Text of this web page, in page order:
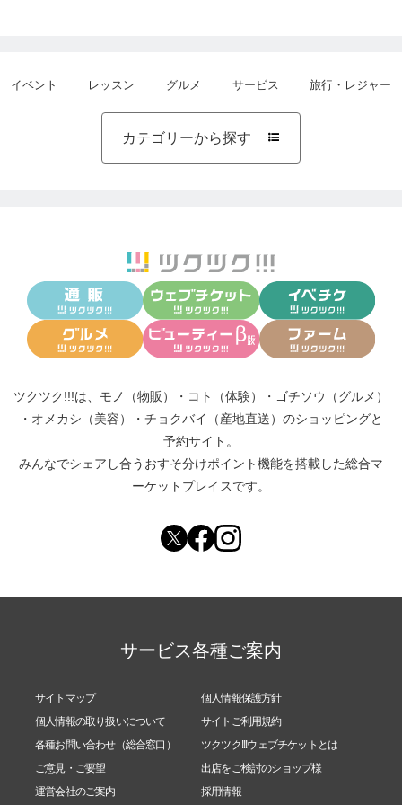
イベント レッスン グルメ サービス 旅行・レジャー
カテゴリーから探す 
ツクツク!!!は、 モノ（物販） ・ コト（体験） ・ ゴチソウ（グルメ）
・ オメカシ（美容） ・ チョクバイ（産地直送） のショッピングと
予約サイト。
みんなでシェアし合う おすそ分けポイント機能を搭載した総合マ
ーケットプレイスです。
サービス各種ご案内
サイトマップ
個人情報保護方針
個人情報の取り扱いについて
サイトご利用規約
各種お問い合わせ（総合窓口）
ツクツク!!!ウェブチケットとは
ご意見・ご要望
出店をご検討のショップ様
運営会社のご案内
採用情報